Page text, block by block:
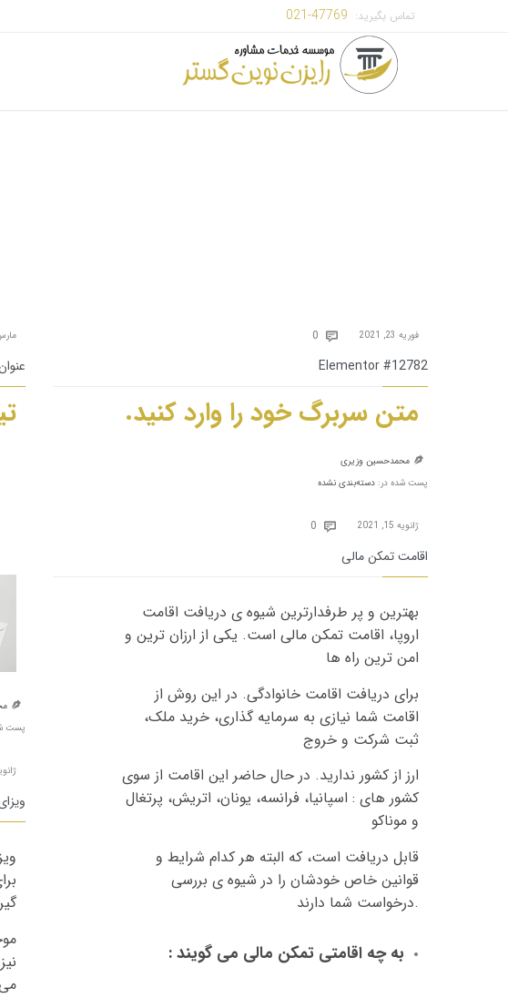
تماس بگیرید: 47769-021
مارس 2,
عنوان

پست
فوریه 23, 2021 
0
Elementor #12782
متن سربرگ خود را وارد کنید.
 محمدحسین وزیری
پست شده در: دسته‌بندی نشده
ژانویه 15, 2021 
0
اقامت تمکن مالی
بهترین و پر طرفدارترین شیوه ی دریافت اقامت
اروپا، اقامت تمکن مالی است. یکی از ارزان ترین و
امن ترین راه ها
برای دریافت اقامت خانوادگی. در این روش از
اقامت شما نیازی به سرمایه گذاری، خرید ملک،
ثبت شرکت و خروج
ارز از کشور ندارید. در حال حاضر این اقامت از سوی
کشور های : اسپانیا، فرانسه، یونان، اتریش، پرتغال
و موناکو
قابل دریافت است، که البته هر کدام شرایط و
قوانین خاص خودشان را در شیوه ی بررسی
درخواست شما دارند.
به چه اقامتی تمکن مالی می گویند:
ژانویه